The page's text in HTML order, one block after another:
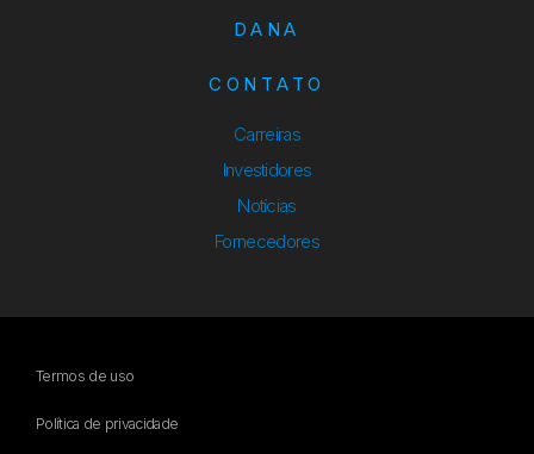
DANA
CONTATO
Carreiras
Investidores
Notícias
Fornecedores
Termos de uso
Política de privacidade